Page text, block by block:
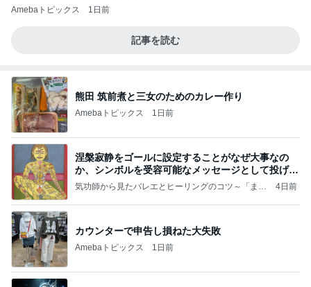
Amebaトピックス 1日前
記事を読む
熊田 筑前煮と三女のためのカレー作り
Amebaトピックス 1日前
涅槃寂静をゴールに設定することがなぜ大事なの
か、シンボルを受容可能なメッセージとして投げる
ことが
気功師から見たバレエとヒーリングのコツ～「まと
4日前
カウンターで申告し損ねた大失敗
Amebaトピックス 1日前